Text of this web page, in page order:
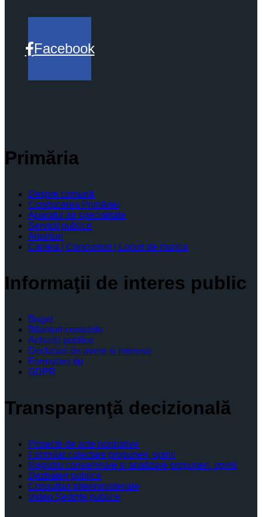
Facebook
Primăria
Despre comună
Conducerea Primăriei
Aparatul de specialitate
Servicii publice
Anunturi
Cariera | Concursuri | Locuri de munca
Informaţii de interes public
Buget
Bilanţuri contabile
Achiziţii publice
Declaratii de avere si interese
Formulare tip
GDPR
Transparenţă decizională
Proiecte de acte normative
Formular colectare propuneri, opinii
Registru consemnare si analizare propuneri, opinii
Dezbateri publice
Consultari interministeriale
Video Şedinţe publice